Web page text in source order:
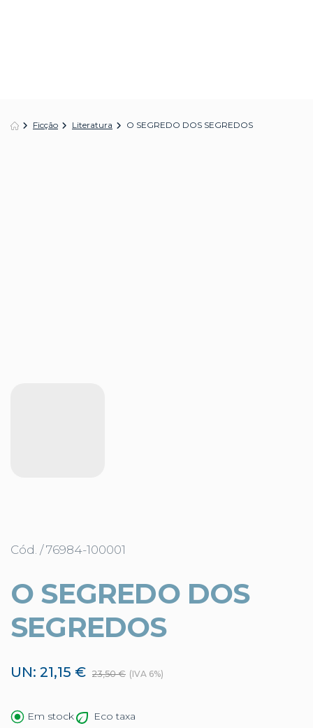
Ficção Literatura O SEGREDO DOS SEGREDOS
Cód. / 76984-100001
O SEGREDO DOS
SEGREDOS
UN: 21,15 € 23,50 € (IVA 6%)
Em stock Eco taxa